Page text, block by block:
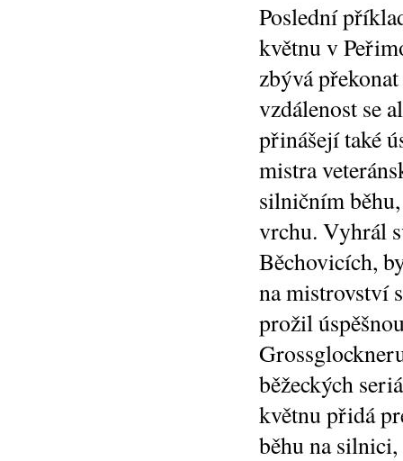
Poslední
květnu v
zbývá
vzdálenost se
přinášejí také
mistra
silničním
vrchu. Vyhrál
Běchovicích,
na mistrovství
prožil
běžeckých
květnu přidá
běhu na